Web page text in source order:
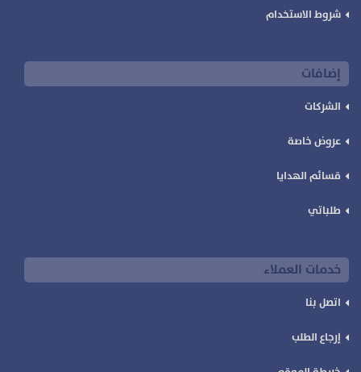
شروط الاستخدام
إضافات
الشركات
عروض خاصة
قسائم الهدايا
طلباتي
خدمات العملاء
اتصل بنا
إرجاع الطلب